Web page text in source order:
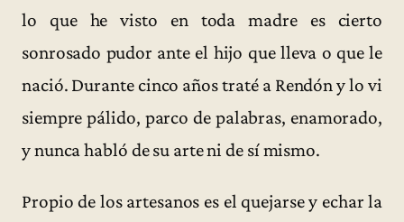
lo que he visto en toda madre es cierto
sonrosado pudor ante el hijo que lleva o que le
nació. Durante cinco años traté a Rendón y lo vi
siempre pálido, parco de palabras, enamorado,
y nunca habló de su arte ni de sí mismo.
Propio de los artesanos es el quejarse y echar la